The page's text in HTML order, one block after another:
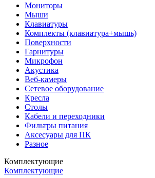
Мониторы
Мыши
Клавиатуры
Комплекты (клавиатура+мышь)
Поверхности
Гарнитуры
Микрофон
Акустика
Веб-камеры
Сетевое оборудование
Кресла
Столы
Кабели и переходники
Фильтры питания
Аксесуары для ПК
Разное
Комплектующие
Комплектующие